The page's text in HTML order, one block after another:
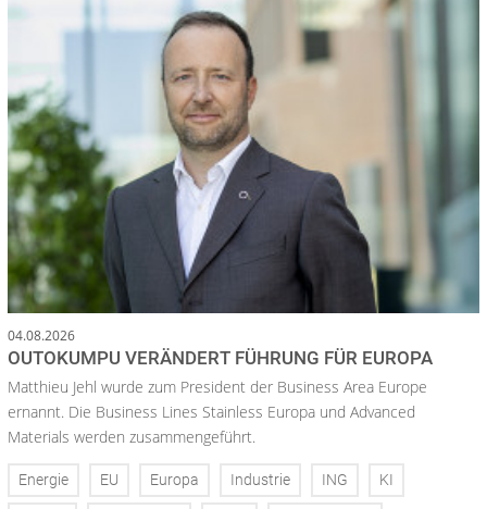
04.08.2026
OUTOKUMPU VERÄNDERT FÜHRUNG FÜR EUROPA
Matthieu Jehl wurde zum President der Business Area Europe
ernannt. Die Business Lines Stainless Europa und Advanced
Materials werden zusammengeführt.
Energie EU Europa Industrie ING KI